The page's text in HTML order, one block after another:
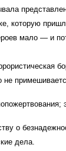
которую
мало — и
о
дела.